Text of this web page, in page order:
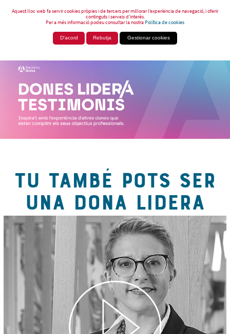
Aquest lloc web fa servir cookies pròpies i de tercers per millorar l’experiència de navegació, i oferir
continguts i serveis d’interès.
Per a més informació podeu consultar la nostraPolítica de cookies
D'acord Rebutja Gestionar cookies
TU TAMBÉ POTS SER
UNA DONA LIDERA